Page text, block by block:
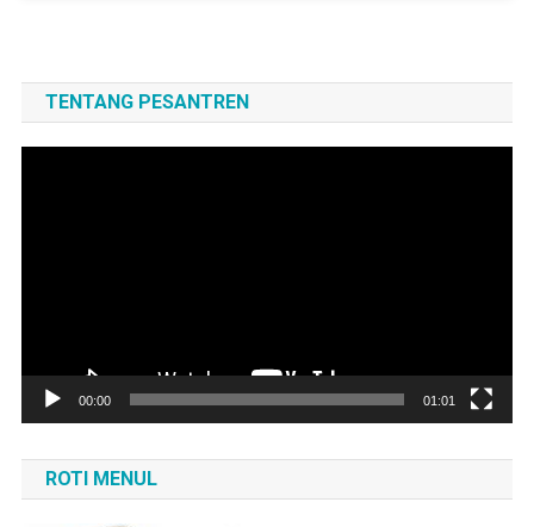
TENTANG PESANTREN
00:00 01:01
ROTI MENUL